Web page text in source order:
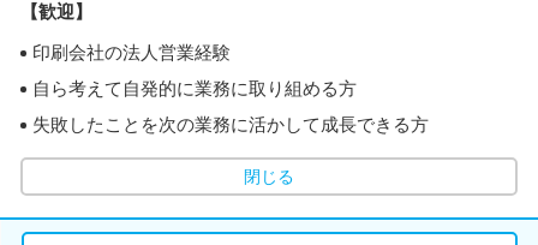
【歓迎】
印刷会社の法人営業経験
自ら考えて自発的に業務に取り組める方
失敗したことを次の業務に活かして成長できる方
閉じる